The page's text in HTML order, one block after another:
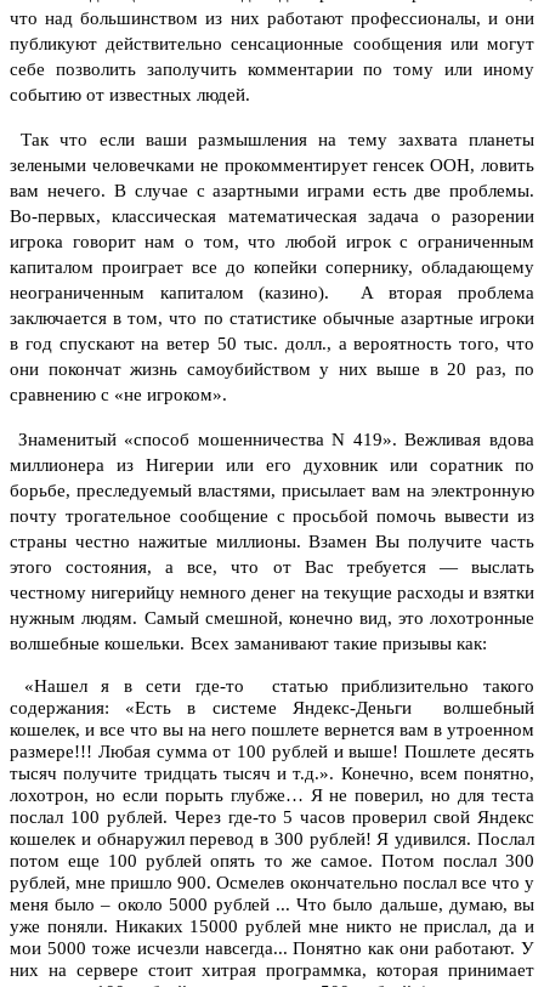
что над большинством из них работают профессионалы, и они
публикуют действительно сенсационные сообщения или могут
себе позволить заполучить комментарии по тому или иному
событию от известных людей.
Так что если ваширазмышления на тему захвата планеты
зелеными человечками не прокомментирует генсек ООН, ловить
вам нечего. В случае с азартными играми есть две проблемы.
Во-первых, классическая математическая задача о разорении
игрока говорит нам о том, что любой игрок с ограниченным
капиталом проиграет все до копейки сопернику, обладающему
неограниченным капиталом (казино). А вторая проблема
заключается в том, что по статистике обычные азартные игроки
в год спускают на ветер 50 тыс. долл., а вероятность того, что
они покончат жизнь самоубийством у них выше в 20 раз, по
сравнению с «не игроком».
Знаменитый «способ мошенничества N 419». Вежливая вдова
миллионера из Нигерии или его духовник или соратник по
борьбе, преследуемый властями, присылает вам на электронную
почту трогательное сообщение с просьбой помочь вывести из
страны честно нажитые миллионы. Взамен Вы получите часть
этого состояния, а все, что от Вас требуется — выслать
честному нигерийцу немного денег на текущие расходы и взятки
нужным людям. Самый смешной, конечно вид, это лохотронные
волшебные кошельки. Всех заманивают такие призывы как:
«Нашел я в сети где-то статью приблизительно такого
содержания: «Есть в системе Яндекс-Деньги волшебный
кошелек, и все что вы на него пошлете вернется вам в утроенном
размере!!! Любая сумма от 100 рублей и выше! Пошлете десять
тысяч получите тридцать тысяч и т.д.». Конечно, всем понятно,
лохотрон, но если порыть глубже… Я не поверил, но для теста
послал 100 рублей. Через где-то 5 часов проверил свой Яндекс
кошелек и обнаружил перевод в 300 рублей! Я удивился. Послал
потом еще 100 рублей опять то же самое. Потом послал 300
рублей, мне пришло 900. Осмелев окончательно послал все что у
меня было – около 5000 рублей ... Что было дальше, думаю, вы
уже поняли. Никаких 15000 рублей мне никто не прислал, да и
мои 5000 тоже исчезли навсегда... Понятно как они работают. У
них на сервере стоит хитрая программка, которая принимает